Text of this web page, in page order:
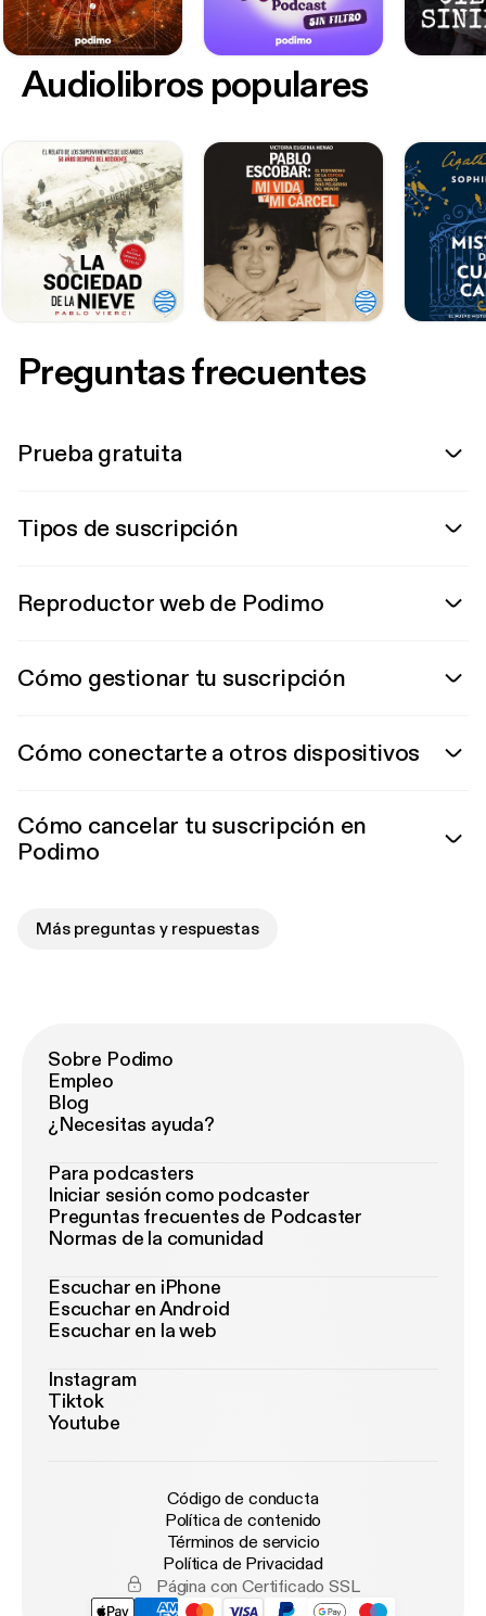
Audiolibros populares
Preguntas frecuentes
Prueba gratuita
Tipos de suscripción
Reproductor web de Podimo
Cómo gestionar tu suscripción
Cómo conectarte a otros dispositivos
Cómo cancelar tu suscripción en
Podimo
Más preguntas y respuestas
Sobre Podimo
Empleo
Blog
¿Necesitas ayuda?
Para podcasters
Iniciar sesión como podcaster
Preguntas frecuentes de Podcaster
Normas de la comunidad
Escuchar en iPhone
Escuchar en Android
Escuchar en la web
Instagram
Tiktok
Youtube
Código de conducta
Política de contenido
Términos de servicio
Política de Privacidad
Página con Certificado SSL